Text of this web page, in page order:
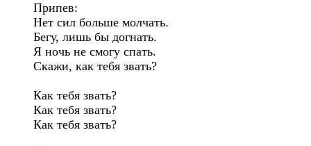
Припев:
Нет сил больше молчать.
Бегу, лишь бы догнать.
Я ночь не смогу спать.
Скажи, как тебя звать?
Как тебя звать?
Как тебя звать?
Как тебя звать?